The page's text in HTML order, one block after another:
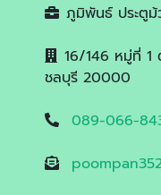
ภูมิพันธ์ ประตูม้
16/146 หมู่ที่ 1
ชลบุรี 20000
089-066-